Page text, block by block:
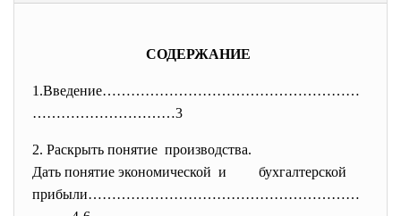
СОДЕРЖАНИЕ
1.Введение………………………………………………
…………………………3
2. Раскрыть понятие производства.
Дать понятие экономической и бухгалтерской
прибыли…………………………………………………